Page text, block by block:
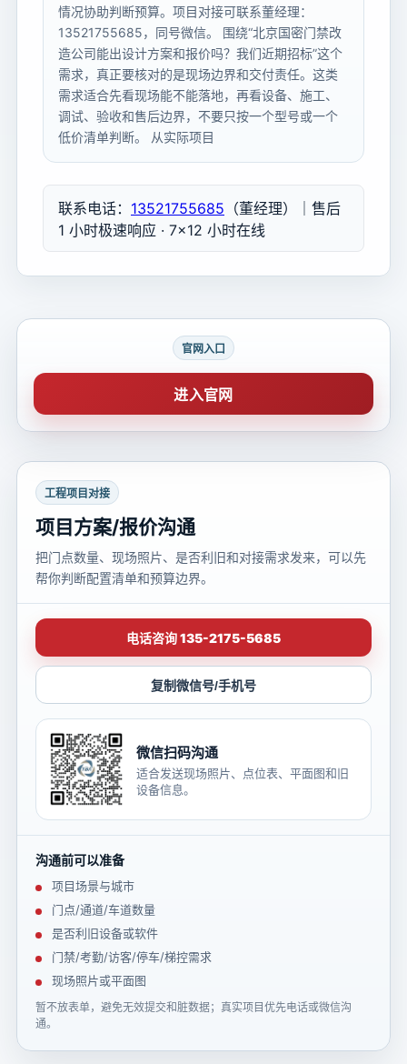
情况协助判断预算。项目对接可联系董经理：
13521755685，同号微信。 围绕“北京国密门禁改
造公司能出设计方案和报价吗？我们近期招标”这个
需求，真正要核对的是现场边界和交付责任。这类
需求适合先看现场能不能落地，再看设备、施工、
调试、验收和售后边界，不要只按一个型号或一个
低价清单判断。 从实际项目
联系电话： 13521755685 （董经理）｜售后
1 小时极速响应 · 7×12 小时在线
官网入口
进入官网
工程项目对接
项目方案/报价沟通
把门点数量、现场照片、是否利旧和对接需求发来，可以先
帮你判断配置清单和预算边界。
电话咨询 135-2175-5685
复制微信号/手机号
微信扫码沟通
适合发送现场照片、点位表、平面图和旧
设备信息。
沟通前可以准备
项目场景与城市
门点/通道/车道数量
是否利旧设备或软件
门禁/考勤/访客/停车/梯控需求
现场照片或平面图
暂不放表单，避免无效提交和脏数据；真实项目优先电话或微信沟
通。